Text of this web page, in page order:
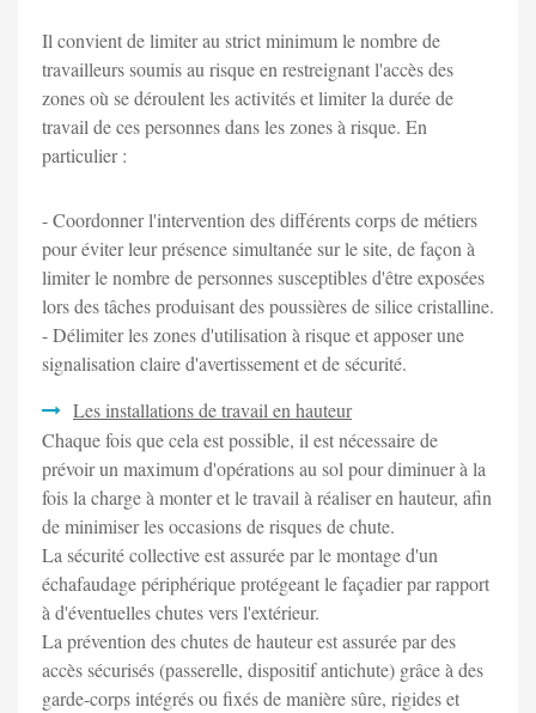
Il convient de limiter au strict minimum le nombre de
travailleurs soumis au risque en restreignant l'accès des
zones où se déroulent les activités et limiter la durée de
travail de ces personnes dans les zones à risque. En
particulier :
- Coordonner l'intervention des différents corps de métiers
pour éviter leur présence simultanée sur le site, de façon à
limiter le nombre de personnes susceptibles d'être exposées
lors des tâches produisant des poussières de silice cristalline.
- Délimiter les zones d'utilisation à risque et apposer une
signalisation claire d'avertissement et de sécurité.
Les installations de travail en hauteur
Chaque fois que cela est possible, il est nécessaire de
prévoir un maximum d'opérations au sol pour diminuer à la
fois la charge à monter et le travail à réaliser en hauteur, afin
de minimiser les occasions de risques de chute.
La sécurité collective est assurée par le montage d'un
échafaudage périphérique protégeant le façadier par rapport
à d'éventuelles chutes vers l'extérieur.
La prévention des chutes de hauteur est assurée par des
accès sécurisés (passerelle, dispositif antichute) grâce à des
garde-corps intégrés ou fixés de manière sûre, rigides et